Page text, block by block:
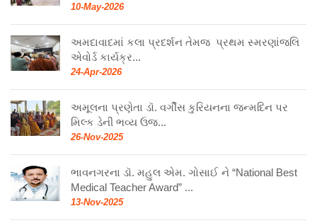
10-May-2026
અમદાવાદમાં કલા પ્રદર્શન તેમજ પ્રથમ સ્મરણાંજલિ
એવોર્ડ કાર્યક્ર...
24-Apr-2026
અમૂલના પ્રણેતા ડૉ. વર્ગીસ કુરિયનના જન્મદિન પર
મિલ્ક ડેની ભવ્ય ઉજ...
26-Nov-2025
ભાવનગરના ડૉ. મહુલ એમ. ગોસાઈ ને “National Best
Medical Teacher Award” ...
13-Nov-2025